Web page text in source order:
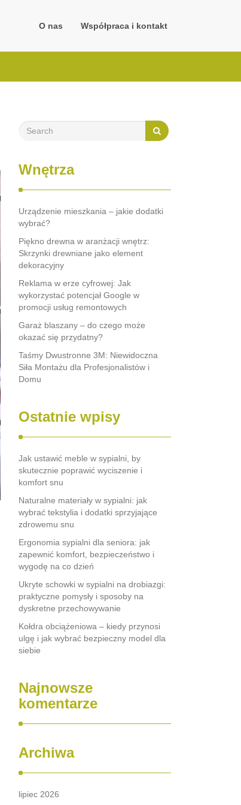
O nas Współpraca i kontakt
Wnętrza
Urządzenie mieszkania – jakie dodatki
wybrać?
Piękno drewna w aranżacji wnętrz:
Skrzynki drewniane jako element
dekoracyjny
Reklama w erze cyfrowej: Jak
wykorzystać potencjał Google w
promocji usług remontowych
Garaż blaszany – do czego może
okazać się przydatny?
Taśmy Dwustronne 3M: Niewidoczna
Siła Montażu dla Profesjonalistów i
Domu
Ostatnie wpisy
Jak ustawić meble w sypialni, by
skutecznie poprawić wyciszenie i
komfort snu
Naturalne materiały w sypialni: jak
wybrać tekstylia i dodatki sprzyjające
zdrowemu snu
Ergonomia sypialni dla seniora: jak
zapewnić komfort, bezpieczeństwo i
wygodę na co dzień
Ukryte schowki w sypialni na drobiazgi:
praktyczne pomysły i sposoby na
dyskretne przechowywanie
Kołdra obciążeniowa – kiedy przynosi
ulgę i jak wybrać bezpieczny model dla
siebie
Najnowsze
komentarze
Archiwa
lipiec 2026